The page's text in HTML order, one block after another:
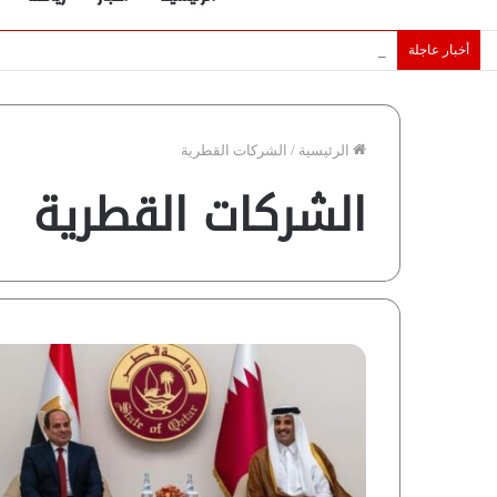
أخبار عاجلة
الرئيسية / الشركات القطرية
الشركات القطرية